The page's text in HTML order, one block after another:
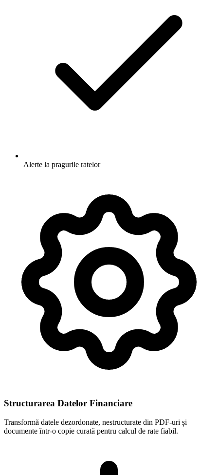
Alerte la pragurile ratelor
Structurarea Datelor Financiare
Transformă datele dezordonate, nestructurate din PDF-uri și
documente într-o copie curată pentru calcul de rate fiabil.